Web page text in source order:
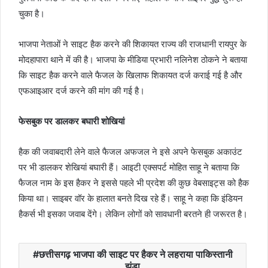
चुका है।
भाजपा नेताओं ने साइट हैक करने की शिकायत राज्य की राजधानी रायपुर के
मोदहापारा थाने में की है। भाजपा के मीडिया प्रभारी नलिनेश ठोकने ने बताया
कि साइट हैक करने वाले फैजल के खिलाफ शिकायत दर्ज कराई गई है और
एफआइआर दर्ज करने की मांग की गई है।
फेसबुक पर डालकर बघारी शोखियां
हैक की जवाबदारी लेने वाले फैजल अफजल ने इसे अपने फेसबुक अकाउंट
पर भी डालकर शेखियां बघारी हैं। आइटी एक्सपर्ट मोहित साहू ने बताया कि
फैजल नाम के इस हैकर ने इससे पहले भी प्रदेश की कुछ वेबसाइट्स को हैक
किया था। साइबर वॉर के हालात बनते दिख रहे हैं। साहू ने कहा कि इंडियन
हैकर्स भी इसका जवाब देंगे। लेकिन लोगों को सावधानी बरतने ही जरूरत है।
छत्तीसगढ़ भाजपा की साइट पर हैकर ने लहराया पाकिस्तानी